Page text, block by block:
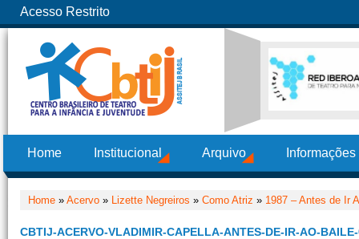
Acesso Restrito
Home Institucional Arquivo
Home » Acervo » Lizette Negreiros » Como Atriz » 1987 – Antes de Ir
CBTIJ-ACERVO-VLADIMIR-CAPELLA-ANTES-DE-IR-AO-